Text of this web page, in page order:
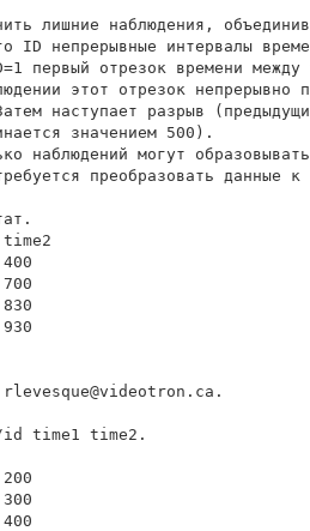
лишние наблюдения,
ID непрерывные интервалы
первый отрезок времени
этот отрезок
наступает разрыв
значением 500).
наблюдений могут
преобразовать данные к